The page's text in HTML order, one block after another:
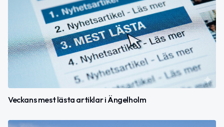
Veckans mest lästa artiklar i Ängelholm